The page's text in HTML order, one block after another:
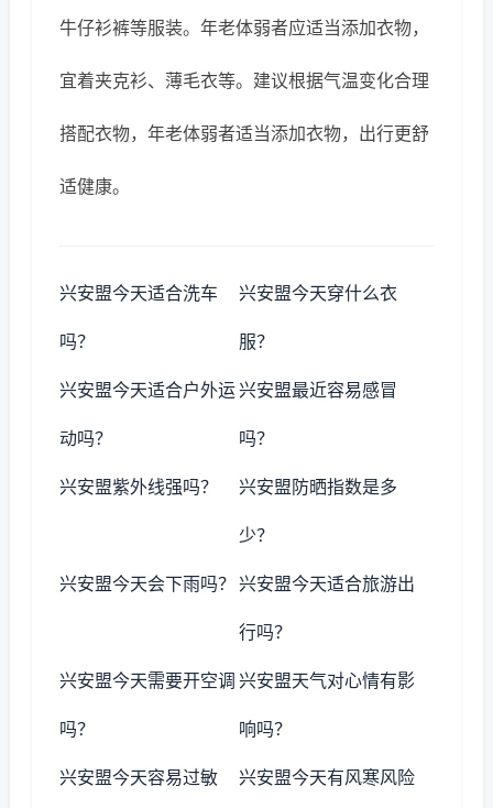
牛仔衫裤等服装。年老体弱者应适当添加衣物，
宜着夹克衫、薄毛衣等。建议根据气温变化合理
搭配衣物，年老体弱者适当添加衣物，出行更舒
适健康。
兴安盟今天适合洗车
吗？
兴安盟今天穿什么衣
服？
兴安盟今天适合户外运
动吗？
兴安盟最近容易感冒
吗？
兴安盟紫外线强吗？ 兴安盟防晒指数是多
少？
兴安盟今天会下雨吗？ 兴安盟今天适合旅游出
行吗？
兴安盟今天需要开空调
吗？
兴安盟天气对心情有影
响吗？
兴安盟今天容易过敏 兴安盟今天有风寒风险